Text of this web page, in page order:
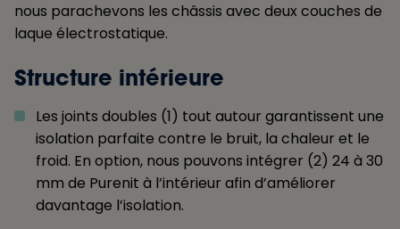
nous parachevons les châssis avec deux couches de
laque électrostatique.
Structure intérieure
Les joints doubles (1) tout autour garantissent une
isolation parfaite contre le bruit, la chaleur et le
froid. En option, nous pouvons intégrer (2) 24 à 30
mm de Purenit à l’intérieur afin d’améliorer
davantage l’isolation.